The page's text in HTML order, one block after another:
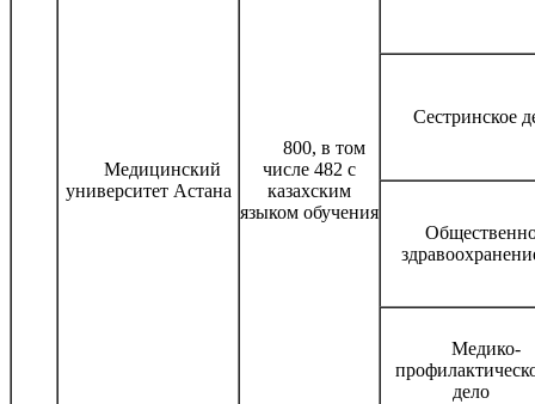
Медицинский
университет Астана
800, в том
числе 482 с
казахским
языком обучения
Сестринское
Медико-
дело